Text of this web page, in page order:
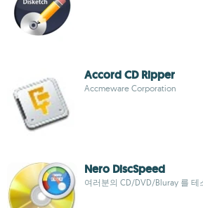
Accord CD Ripper
Accmeware Corporation
Nero DiscSpeed
여러분의 CD/DVD/Bluray 를 테